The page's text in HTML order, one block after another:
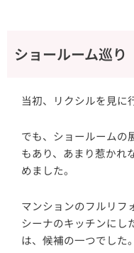
ショールーム巡り
当初、リクシルを見に
でも、ショールームの
もあり、あまり惹かれ
めました。
マンションのフルリフ
シーナのキッチンにし
は、候補の一つでした